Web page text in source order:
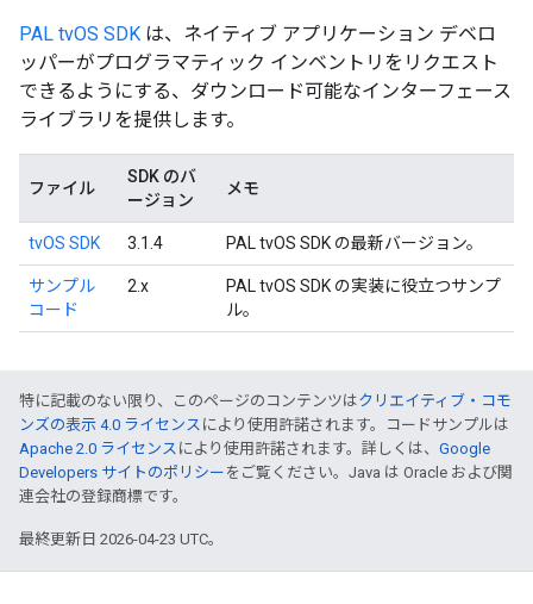
PAL tvOS SDK は、ネイティブ アプリケーション デベロ
ッパーがプログラマティック インベントリをリクエスト
できるようにする、ダウンロード可能なインターフェース
ライブラリを提供します。
ファイル
SDK のバ
ージョン
メモ
tvOS SDK 3.1.4 PAL tvOS SDK の最新バージョン。
サンプル
コード
2.x
PAL tvOS SDK の実装に役立つサンプ
ル。
特に記載のない限り、このページのコンテンツはクリエイティブ・コモ
ンズの表示 4.0 ライセンス により使用許諾されます。コードサンプルは
Apache 2.0 ライセンス により使用許諾されます。詳しくは、 Google
Developers サイトのポリシー をご覧ください。Java は Oracle および関
連会社の登録商標です。
最終更新日 2026-04-23 UTC。